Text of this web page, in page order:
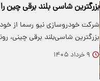
بزرگترین شاسی بلند برقی چین
بزرگترین شاسی‌بلند برقی چینی،
۹ خرداد ۱۴۰۵